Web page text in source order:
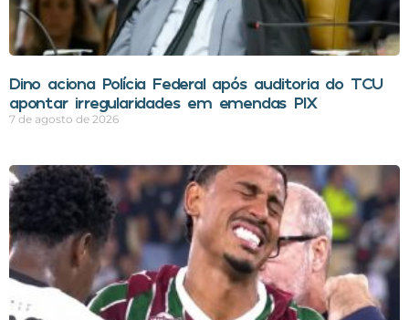
Dino aciona Polícia Federal após auditoria do TCU
apontar irregularidades em emendas PIX
7 de agosto de 2026